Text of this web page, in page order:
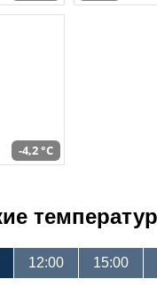
-4,2 °C
12:00 15:00